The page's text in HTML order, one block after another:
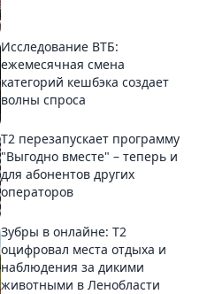
Исследование ВТБ:
ежемесячная смена
категорий кешбэка создает
волны спроса
Т2 перезапускает программу
"Выгодно вместе" – теперь и
для абонентов других
операторов
Зубры в онлайне: Т2
оцифровал места отдыха и
наблюдения за дикими
животными в Ленобласти